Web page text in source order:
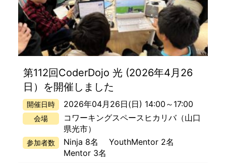
第112回CoderDojo 光 (2026年4月26
日）を開催しました
開催日時 2026年04月26日(日) 14:00 ～ 17:00
会場 コワーキングスペースヒカリバ（山口
県光市）
参加者数 Ninja 8名
YouthMentor 2名
Mentor 3名